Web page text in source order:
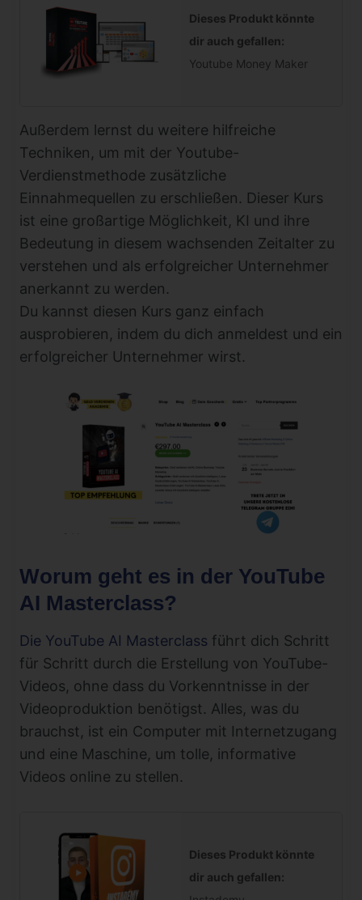
Dieses Produkt könnte
dir auch gefallen:
Youtube Money Maker
Außerdem lernst du weitere hilfreiche
Techniken, um mit der Youtube-
Verdienstmethode zusätzliche
Einnahmequellen zu erschließen. Dieser Kurs
ist eine großartige Möglichkeit, KI und ihre
Bedeutung in diesem wachsenden Zeitalter zu
verstehen und als erfolgreicher Unternehmer
anerkannt zu werden.
Du kannst diesen Kurs ganz einfach
ausprobieren, indem du dich anmeldest und ein
erfolgreicher Unternehmer wirst.
Worum geht es in der YouTube
AI Masterclass?
Die YouTube AI Masterclass führt dich Schritt
für Schritt durch die Erstellung von YouTube-
Videos, ohne dass du Vorkenntnisse in der
Videoproduktion benötigst. Alles, was du
brauchst, ist ein Computer mit Internetzugang
und eine Maschine, um tolle, informative
Videos online zu stellen.
Dieses Produkt könnte
dir auch gefallen: